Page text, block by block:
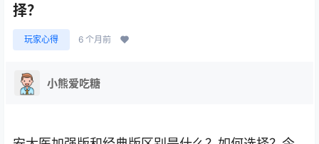
择？
玩家心得 6 个月前
小熊爱吃糖